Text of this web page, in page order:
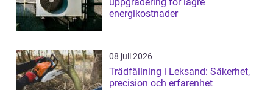
uppgradering för lägre
energikostnader
08 juli 2026
Trädfällning i Leksand: Säkerhet,
precision och erfarenhet